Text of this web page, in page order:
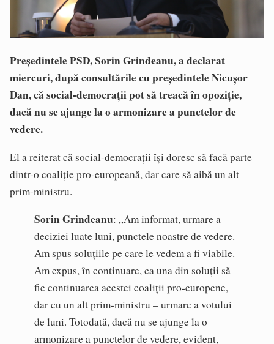
Președintele PSD, Sorin Grindeanu, a declarat
miercuri, după consultările cu președintele Nicușor
Dan, că social-democrații pot să treacă în opoziție,
dacă nu se ajunge la o armonizare a punctelor de
vedere.
El a reiterat că social-democrații își doresc să facă parte
dintr-o coaliție pro-europeană, dar care să aibă un alt
prim-ministru.
Sorin Grindeanu: „Am informat, urmare a
deciziei luate luni, punctele noastre de vedere.
Am spus soluțiile pe care le vedem a fi viabile.
Am expus, în continuare, ca una din soluții să
fie continuarea acestei coaliții pro-europene,
dar cu un alt prim-ministru – urmare a votului
de luni. Totodată, dacă nu se ajunge la o
armonizare a punctelor de vedere, evident,